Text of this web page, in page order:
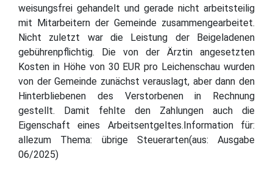
weisungsfrei gehandelt und gerade nicht arbeitsteilig
mit Mitarbeitern der Gemeinde zusammengearbeitet.
Nicht zuletzt war die Leistung der Beigeladenen
gebührenpflichtig. Die von der Ärztin angesetzten
Kosten in Höhe von 30 EUR pro Leichenschau wurden
von der Gemeinde zunächst verauslagt, aber dann den
Hinterbliebenen des Verstorbenen in Rechnung
gestellt. Damit fehlte den Zahlungen auch die
Eigenschaft eines Arbeitsentgeltes.Information für:
allezum Thema: übrige Steuerarten(aus: Ausgabe
06/2025)